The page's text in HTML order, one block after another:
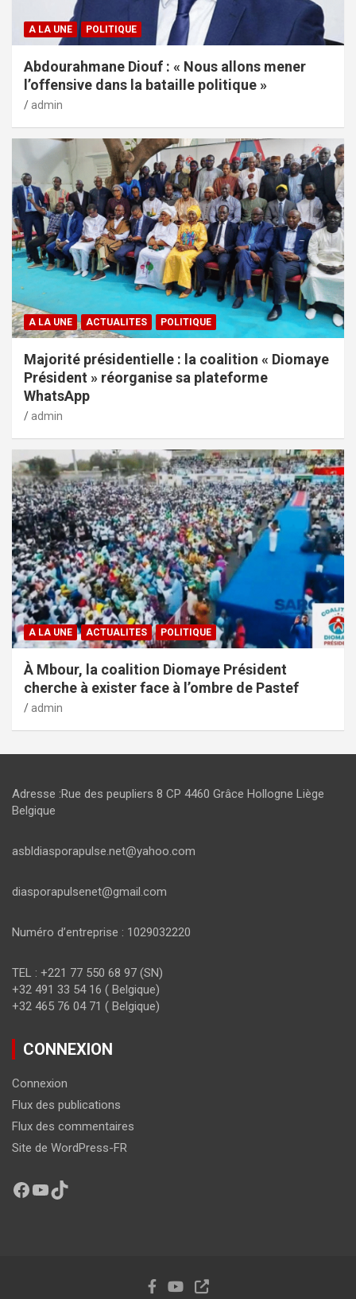
A LA UNE POLITIQUE
Abdourahmane Diouf : « Nous allons mener
l’offensive dans la bataille politique »
admin
A LA UNE ACTUALITES POLITIQUE
Majorité présidentielle : la coalition « Diomaye
Président » réorganise sa plateforme
WhatsApp
admin
A LA UNE ACTUALITES POLITIQUE
À Mbour, la coalition Diomaye Président
cherche à exister face à l’ombre de Pastef
admin
Adresse :Rue des peupliers 8 CP 4460 Grâce Hollogne Liège
Belgique
asbldiasporapulse.net@yahoo.com
diasporapulsenet@gmail.com
Numéro d’entreprise : 1029032220
TEL : +221 77 550 68 97 (SN)
+32 491 33 54 16 ( Belgique)
+32 465 76 04 71 ( Belgique)
CONNEXION
Connexion
Flux des publications
Flux des commentaires
Site de WordPress-FR